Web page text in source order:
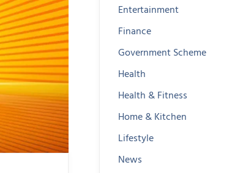
Entertainment
Finance
Government Scheme
Health
Health & Fitness
Home & Kitchen
Lifestyle
News